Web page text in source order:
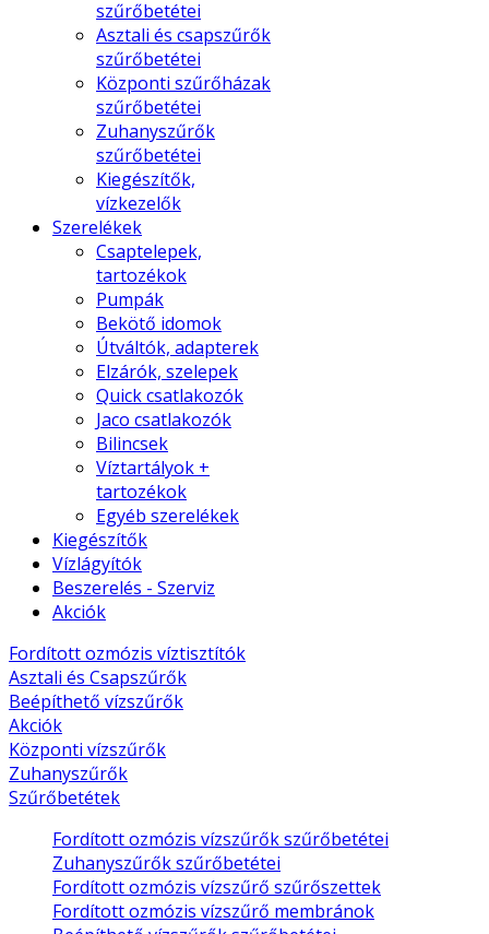
szűrőbetétei
Asztali és csapszűrők
szűrőbetétei
Központi szűrőházak
szűrőbetétei
Zuhanyszűrők
szűrőbetétei
Kiegészítők,
vízkezelők
Szerelékek
Csaptelepek,
tartozékok
Pumpák
Bekötő idomok
Útváltók, adapterek
Elzárók, szelepek
Quick csatlakozók
Jaco csatlakozók
Bilincsek
Víztartályok +
tartozékok
Egyéb szerelékek
Kiegészítők
Vízlágyítók
Beszerelés - Szerviz
Akciók
Fordított ozmózis víztisztítók
Asztali és Csapszűrők
Beépíthető vízszűrők
Akciók
Központi vízszűrők
Zuhanyszűrők
Szűrőbetétek
Fordított ozmózis vízszűrők szűrőbetétei
Zuhanyszűrők szűrőbetétei
Fordított ozmózis vízszűrő szűrőszettek
Fordított ozmózis vízszűrő membránok